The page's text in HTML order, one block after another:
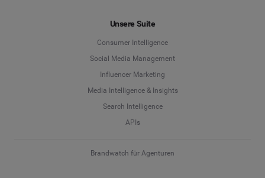
Unsere Suite
Consumer Intelligence
Social Media Management
Influencer Marketing
Media Intelligence & Insights
Search Intelligence
APIs
Brandwatch für Agenturen